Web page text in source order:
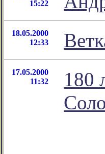
15:22
18.05.2000
12:33
17.05.2000
11:32
180